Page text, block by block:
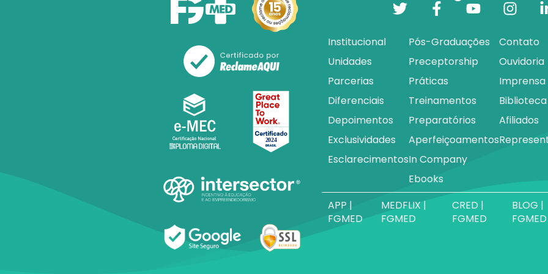
Institucional
Unidades
Parcerias
Diferenciais
Depoimentos
Exclusividades
Esclarecimentos
Pós-Graduações
Preceptorship
Práticas
Treinamentos
Preparatórios
Aperfeiçoamentos
In Company
Ebooks
Contato
Ouvidoria
Imprensa
Biblioteca
Afiliados
APP |
FGMED
MEDFLIX |
FGMED
CRED |
FGMED
BLOG |
FGMED